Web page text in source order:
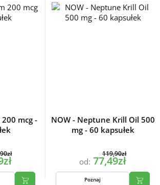
mcg -
NOW - Neptune Krill Oil 500
mg - 60 kapsułek
od:
119,90zł
77,49zł
Poznaj